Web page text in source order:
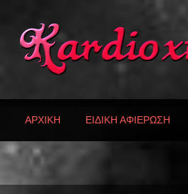
ΑΡΧΙΚΗ ΕΙΔΙΚΗ ΑΦΙΕΡΩΣΗ